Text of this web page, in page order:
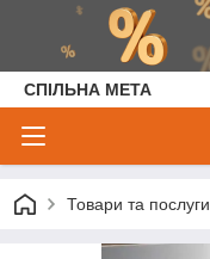
СПІЛЬНА МЕТА
Товари та послуги